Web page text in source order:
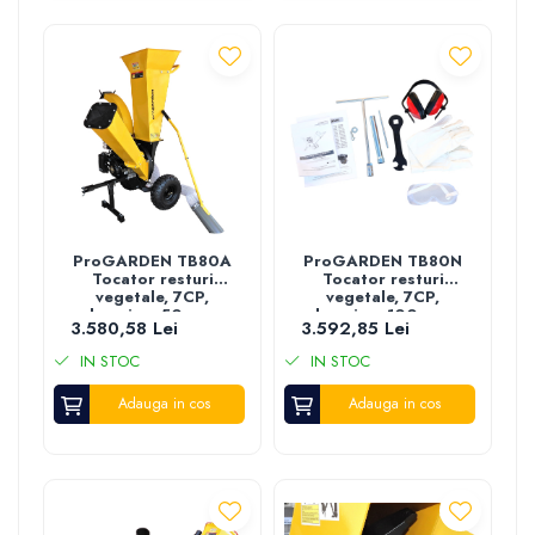
Conexpanduri & ancore
Cuie tapiterie
Distantieri
Manere mobiler & lazi
Manere usi
Role porti
Suporturi TV
ProGARDEN TB80A
Tocator resturi
vegetale, 7CP,
benzina, 50mm,
pornire la sfoara
3.580,58 Lei
IN STOC
Adauga in cos
ProGARDEN TB80N
Tocator resturi
vegetale, 7CP,
benzina, 100mm,
pornire la sfoara
3.592,85 Lei
IN STOC
Adauga in cos